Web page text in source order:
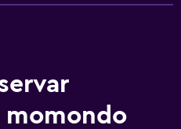
momondo